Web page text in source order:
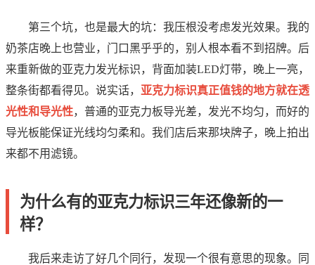
第三个坑，也是最大的坑：我压根没考虑发光效果。我的
奶茶店晚上也营业，门口黑乎乎的，别人根本看不到招牌。后
来重新做的亚克力发光标识，背面加装LED灯带，晚上一亮，
整条街都看得见。说实话， 亚克力标识真正值钱的地方就在透
光性和导光性，普通的亚克力板导光差，发光不均匀，而好的
导光板能保证光线均匀柔和。我们店后来那块牌子，晚上拍出
来都不用滤镜。
为什么有的亚克力标识三年还像新的一
样？
我后来走访了好几个同行，发现一个很有意思的现象。同